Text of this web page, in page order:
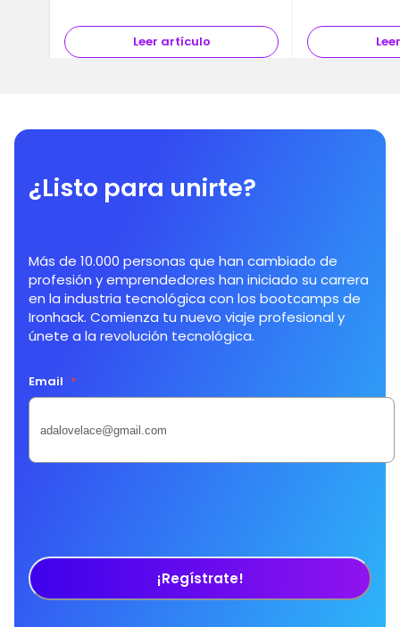
Leer artículo
¿Listo para unirte?
Más de 10.000 personas que han cambiado de
profesión y emprendedores han iniciado su carrera
en la industria tecnológica con los bootcamps de
Ironhack. Comienza tu nuevo viaje profesional y
únete a la revolución tecnológica.
Email *
¡Regístrate!